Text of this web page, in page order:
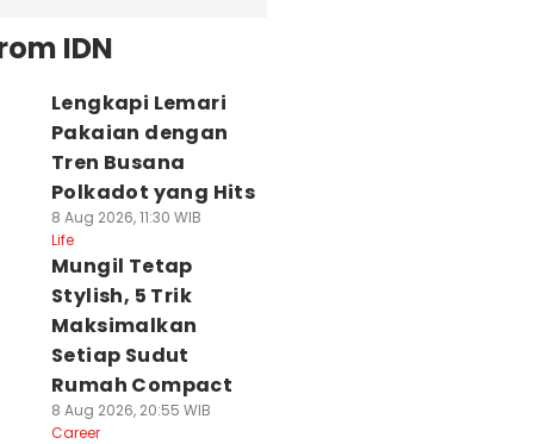
IDN
Lengkapi Lemari
Pakaian dengan
Tren Busana
Polkadot yang Hits
8 Aug 2026, 11:30 WIB
Life
Mungil Tetap
Stylish, 5 Trik
Maksimalkan
Setiap Sudut
Rumah Compact
8 Aug 2026, 20:55 WIB
Career